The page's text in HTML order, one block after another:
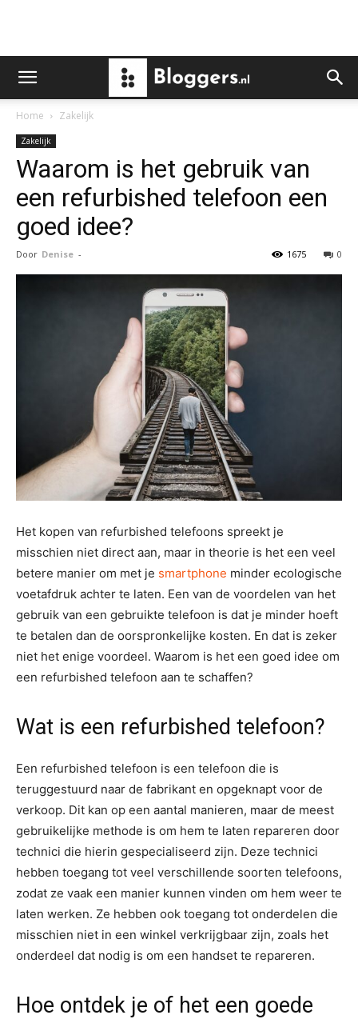
Home Zakelijk
Zakelijk
Waarom is het gebruik van
een refurbished telefoon een
goed idee?
Door Denise - 0
1675
Het kopen van refurbished telefoons spreekt je
misschien niet direct aan, maar in theorie is het een veel
betere manier om met je smartphone minder ecologische
voetafdruk achter te laten. Een van de voordelen van het
gebruik van een gebruikte telefoon is dat je minder hoeft
te betalen dan de oorspronkelijke kosten. En dat is zeker
niet het enige voordeel. Waarom is het een goed idee om
een refurbished telefoon aan te schaffen?
Wat is een refurbished telefoon?
Een refurbished telefoon is een telefoon die is
teruggestuurd naar de fabrikant en opgeknapt voor de
verkoop. Dit kan op een aantal manieren, maar de meest
gebruikelijke methode is om hem te laten repareren door
technici die hierin gespecialiseerd zijn. Deze technici
hebben toegang tot veel verschillende soorten telefoons,
zodat ze vaak een manier kunnen vinden om hem weer te
laten werken. Ze hebben ook toegang tot onderdelen die
misschien niet in een winkel verkrijgbaar zijn, zoals het
onderdeel dat nodig is om een handset te repareren.
Hoe ontdek je of het een goede